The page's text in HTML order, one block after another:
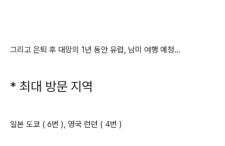
그리고 은퇴 후 대망의 1년 동안 유럽, 남미 여행 예정...
* 최대 방문 지역
일본 도쿄 ( 6번 ), 영국 런던 ( 4번 )